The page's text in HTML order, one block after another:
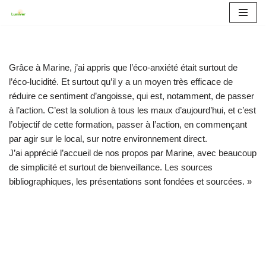
Grâce à Marine, j’ai appris que l’éco-anxiété était surtout de
l’éco-lucidité. Et surtout qu’il y a un moyen très efficace de
réduire ce sentiment d’angoisse, qui est, notamment, de passer
à l’action. C’est la solution à tous les maux d’aujourd’hui, et c’est
l’objectif de cette formation, passer à l’action, en commençant
par agir sur le local, sur notre environnement direct.
J’ai apprécié l’accueil de nos propos par Marine, avec beaucoup
de simplicité et surtout de bienveillance. Les sources
bibliographiques, les présentations sont fondées et sourcées. »